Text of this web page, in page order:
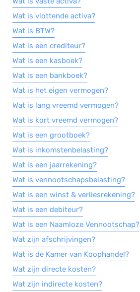
Wat is vlottende activa?
Wat is BTW?
Wat is een crediteur?
Wat is een kasboek?
Wat is een bankboek?
Wat is het eigen vermogen?
Wat is lang vreemd vermogen?
Wat is kort vreemd vermogen?
Wat is een grootboek?
Wat is inkomstenbelasting?
Wat is een jaarrekening?
Wat is vennootschapsbelasting?
Wat is een winst & verliesrekening?
Wat is een debiteur?
Wat is een Naamloze Vennootschap?
Wat zijn afschrijvingen?
Wat is de Kamer van Koophandel?
Wat zijn directe kosten?
Wat zijn indirecte kosten?